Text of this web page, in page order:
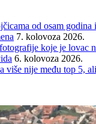
od osam
7. kolovoza 2026.
koje je lovac
6. kolovoza 2026.
nije među top 5, ali